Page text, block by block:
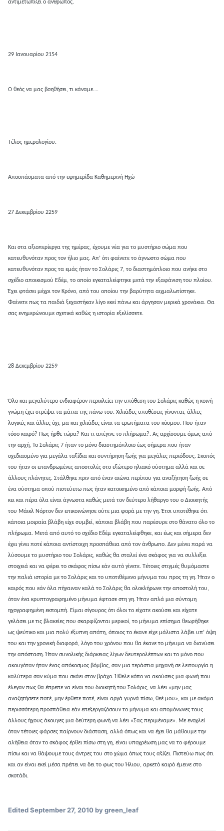
αντιμετωπίζει ο άνθρωπος.
29 Ιανουαρίου 2154
Ο θεός να μας βοηθήσει, τι κάναμε….
Τέλος ημερολογίου.
Αποσπάσματα από την εφημερίδα Καθημερινή Ηχώ
27 Δεκεμβρίου 2259
Και στα αξιοπερίεργα της ημέρας, έχουμε νέα για το μυστήριο σώμα που
κατευθυνόταν προς τον ήλιο μας. Απ’ ότι φαίνετε το άγνωστο σώμα που
κατευθυνόταν προς τα εμάς ήταν το Σολάρις 7, το διαστημόπλοιο που ανήκε στο
σχέδιο αποικισμού Εδέμ, το οποίο εγκαταλείφτηκε μετά την εξαφάνιση του πλοίου.
Έχει φτάσει μέχρι τον Κρόνο, από του οποίου την βαρύτητα αιχμαλωτίστηκε.
Φαίνετε πως τα παιδιά ξεχαστήκαν λίγο εκεί πάνω και άργησαν μερικά χρονάκια. Θα
σας ενημερώνουμε σχετικά καθώς η ιστορία εξελίσσετε.
28 Δεκεμβρίου 2259
Όλο και μεγαλύτερο ενδιαφέρον περικλείει την υπόθεση του Σολάρις καθώς η κοινή
γνώμη έχει στρέψει τα μάτια της πάνω του. Χιλιάδες υποθέσεις γίνονται, άλλες
λογικές και άλλες όχι, μα και χιλιάδες είναι τα ερωτήματα του κόσμου. Που ήταν
τόσο καιρό? Πως ήρθε τώρα? Και τι απέγινε το πλήρωμα?. Ας αρχίσουμε όμως από
την αρχή, Το Σολάρις 7 ήταν το μόνο διαστημόπλοιο έως σήμερα που ήταν
σχεδιασμένο για μεγάλα ταξίδια και συντήρηση ζωής για μεγάλες περιόδους. Σκοπός
του ήταν οι επανδρωμένες αποστολές στο εξώτερο ηλιακό σύστημα αλλά και σε
άλλους πλάνητες. Στάλθηκε πριν από έναν αιώνα περίπου για αναζήτηση ζωής σε
ένα σύστημα οπού πιστεύετω πως ήταν κατοικημένο από κάποια μορφή ζωής. Από
κει και πέρα όλα είναι άγνωστα καθώς μετά τον δεύτερο λήθαργο του ο Διοικητής
του Μάικλ Νόρτον δεν επικοινώνησε ούτε μια φορά με την γη. Έτσι υποτέθηκε ότι
κάποια μοιραία βλάβη είχε συμβεί, κάποια βλάβη που παρέσυρε στο θάνατο όλο το
πλήρωμα. Μετά από αυτό το σχέδιο Εδέμ εγκαταλείφθηκε, και έως και σήμερα δεν
έχει γίνει ποτέ κάποια αντίστοιχη προσπάθεια από τον άνθρωπο. Δεν μένει παρά να
λύσουμε το μυστήριο του Σολάρις, καθώς θα σταλεί ένα σκάφος για να συλλέξει
στοιχειά και να φέρει το σκάφος πίσω εάν αυτό γίνετε. Τέτοιες στιγμές θυμόμαστε
την παλιά ιστορία με το Σολάρις και το υποτιθέμενο μήνυμα του προς τη γη. Ήταν ο
καιρός που εάν όλα πήγαιναν καλά το Σολάρις θα ολοκλήρωνε την αποστολή του,
όταν ένα κρυπτογραφημένο μήνυμα έφτασε στη γη. Ήταν απλά μια σύντομη
ηχογραφημένη εκπομπή. Είμαι σίγουρος ότι όλοι το είχατε ακούσει και είχατε
γελάσει με τις βλακείες που σκαρφίζονται μερικοί, το μήνυμα επίσημα θεωρήθηκε
ως ψεύτικο και μια πολύ έξυπνη απάτη, όποιος το έκανε είχε μάλιστα λάβει υπ’ όψη
του και την χρονική διαφορά, λόγο του χρόνου που θα έκανε το μήνυμα να διανύσει
την απόσταση. Ήταν συνολικής διάρκειας λίγων δευτερολέπτων και το μόνο που
ακουγόταν ήταν ένας απόκοσμος βόμβος, σαν μια τεράστια μηχανή σε λειτουργία η
καλύτερα σαν κύμα που σκάει στον βράχο. Ήθελε κόπο να ακούσεις μια φωνή που
έλεγαν πως θα έπρεπε να είναι του διοικητή του Σολάρις, να λέει «μην μας
αναζητήσετε ποτέ, μην έρθετε ποτέ, είναι αργά γυρνά πίσω, θεέ μου», και με ακόμα
περισσότερη προσπάθεια εάν επεξεργαζόσουν το μήνυμα και απομόνωνες τους
άλλους ήχους άκουγες μια δεύτερη φωνή να λέει «Σας περιμέναμε». Με ενοχλεί
όταν τέτοιες φάρσες παίρνουν διάσταση, αλλά όπως και να έχει θα μάθουμε την
αλήθεια όταν το σκάφος έρθει πίσω στη γη, είναι υποχρέωση μας να το φέρουμε
πίσω και να θάψουμε τους άντρες του στο χώμα όπως τους αξίζει. Πιστεύω πως ότι
και αν είναι εκεί μέσα πρέπει να δει το φως του Ήλιου, αρκετό καιρό έμεινε στο
σκοτάδι.
EditedSeptember 27, 2010by green_leaf